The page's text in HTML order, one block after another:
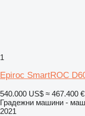
1
Epiroc SmartROC
540.000 US$ ≈ 467.400 €
Градежни машини -
2021